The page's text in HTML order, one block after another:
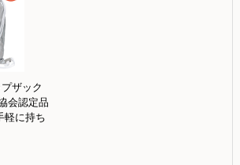
ザック
会認定品
軽に持ち